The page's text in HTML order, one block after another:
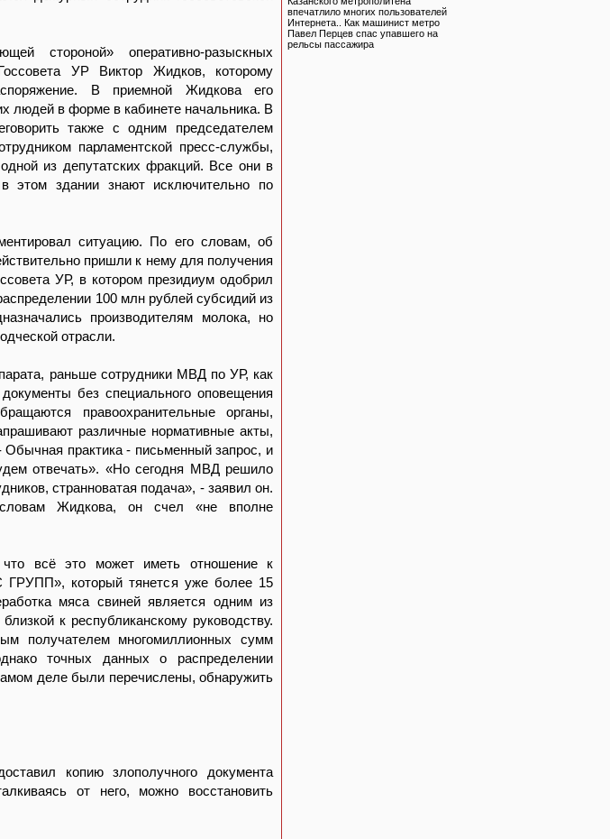
стороной» оперативно-разыскных
УР Виктор Жидков, которому
В приемной Жидкова его
людей в форме в кабинете начальника. В
также с одним председателем
парламентской пресс-службы,
из депутатских фракций. Все они в
этом здании знают исключительно по
ситуацию. По его словам, об
пришли к нему для получения
УР, в котором президиум одобрил
100 млн рублей субсидий из
производителям молока, но
отрасли.
раньше сотрудники МВД по УР, как
без специального оповещения
правоохранительные органы,
различные нормативные акты,
практика - письменный запрос, и
отвечать». «Но сегодня МВД решило
странноватая подача», - заявил он.
Жидкова, он счел «не вполне
всё это может иметь отношение к
который тянется уже более 15
мяса свиней является одним из
к республиканскому руководству.
получателем многомиллионных сумм
точных данных о распределении
деле были перечислены, обнаружить
копию злополучного документа
от него, можно восстановить
впечатлило многих пользователей
Интернета.. Как машинист метро
Павел Перцев спас упавшего на
рельсы пассажира